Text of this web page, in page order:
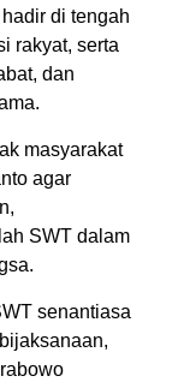
di tengah
rakyat, serta
dan
masyarakat
agar
SWT dalam
senantiasa